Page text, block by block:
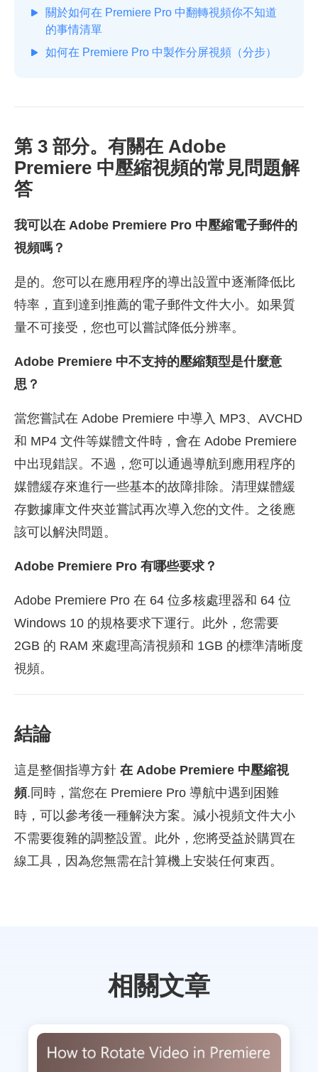
關於如何在 Premiere Pro 中翻轉視頻你不知道
的事情清單
如何在 Premiere Pro 中製作分屏視頻（分步）
第 3 部分。有關在 Adobe
Premiere 中壓縮視頻的常見問題解
答
我可以在 Adobe Premiere Pro 中壓縮電子郵件的
視頻嗎？
是的。您可以在應用程序的導出設置中逐漸降低比
特率，直到達到推薦的電子郵件文件大小。如果質
量不可接受，您也可以嘗試降低分辨率。
Adobe Premiere 中不支持的壓縮類型是什麼意
思？
當您嘗試在 Adobe Premiere 中導入 MP3、AVCHD
和 MP4 文件等媒體文件時，會在 Adobe Premiere
中出現錯誤。不過，您可以通過導航到應用程序的
媒體緩存來進行一些基本的故障排除。清理媒體緩
存數據庫文件夾並嘗試再次導入您的文件。之後應
該可以解決問題。
Adobe Premiere Pro 有哪些要求？
Adobe Premiere Pro 在 64 位多核處理器和 64 位
Windows 10 的規格要求下運行。此外，您需要
2GB 的 RAM 來處理高清視頻和 1GB 的標準清晰度
視頻。
結論
這是整個指導方針 在 Adobe Premiere 中壓縮視
頻.同時，當您在 Premiere Pro 導航中遇到困難
時，可以參考後一種解決方案。減小視頻文件大小
不需要復雜的調整設置。此外，您將受益於購買在
線工具，因為您無需在計算機上安裝任何東西。
相關文章